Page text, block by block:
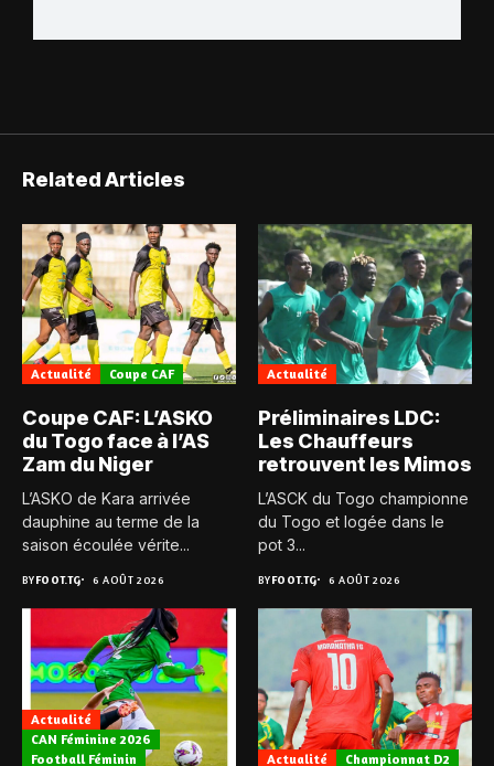
Related Articles
Actualité Coupe CAF
Coupe CAF: L’ASKO
du Togo face à l’AS
Zam du Niger
L’ASKO de Kara arrivée
dauphine au terme de la
saison écoulée vérite...
BYFOOT.TG 6 AOÛT 2026
Actualité
Préliminaires LDC:
Les Chauffeurs
retrouvent les Mimos
L’ASCK du Togo championne
du Togo et logée dans le
pot 3...
BYFOOT.TG 6 AOÛT 2026
Actualité
CAN Féminine 2026
Football Féminin
Actualité Championnat D2